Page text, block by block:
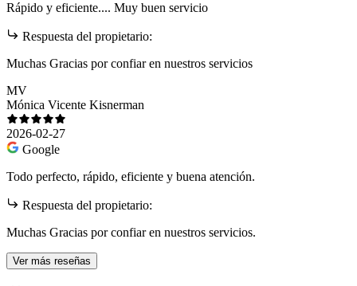
Rápido y eficiente.... Muy buen servicio
Respuesta del propietario:
Muchas Gracias por confiar en nuestros servicios
MV
Mónica Vicente Kisnerman
2026-02-27
Google
Todo perfecto, rápido, eficiente y buena atención.
Respuesta del propietario:
Muchas Gracias por confiar en nuestros servicios.
Ver más reseñas